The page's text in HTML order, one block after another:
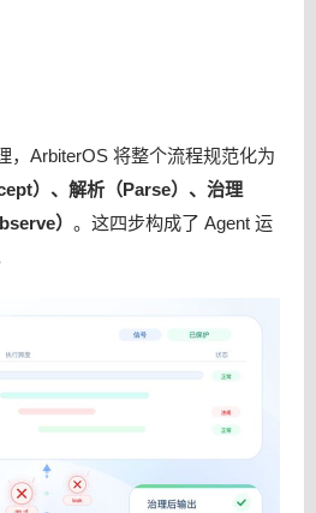
，ArbiterOS 将整个流程规范化为
）、解析（Parse）、治理
） 。这四步构成了 Agent 运